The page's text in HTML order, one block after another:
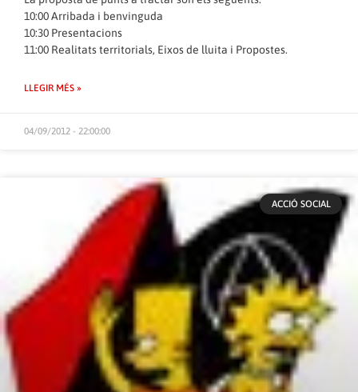
10:00 Arribada i benvinguda
10:30 Presentacions
11:00 Realitats territorials, Eixos de lluita i Propostes.
LLEGIR MÉS »
04/09/2012 - 22:00:00
ACCIÓ SOCIAL